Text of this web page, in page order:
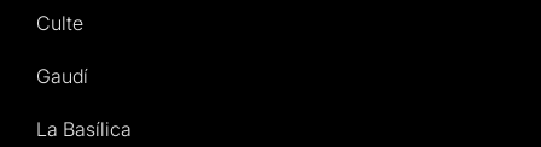
Culte
Gaudí
La Basílica